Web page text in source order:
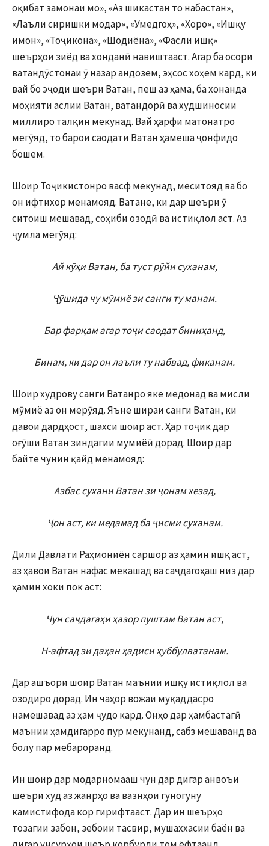
оқибат замонаи мо», «Аз шикастан то набастан»,
«Лаъли сиришки модар», «Умедгоҳ», «Хоро», «Ишқу
имон», «Тоҷикона», «Шодиёна», «Фасли ишқ»
шеърҳои зиёд ва хонданӣ навиштааст. Агар ба осори
ватандӯстонаи ӯ назар андозем, эҳсос хоҳем кард, ки
вай бо эҷоди шеъри Ватан, пеш аз ҳама, ба хонанда
моҳияти аслии Ватан, ватандорӣ ва худшиносии
миллиро талқин мекунад. Вай ҳарфи матонатро
мегӯяд, то барои саодати Ватан ҳамеша ҷонфидо
бошем.
Шоир Тоҷикистонро васф мекунад, меситояд ва бо
он ифтихор менамояд. Ватане, ки дар шеъри ӯ
ситоиш мешавад, соҳиби озодӣ ва истиқлол аст. Аз
ҷумла мегӯяд:
Ай кӯҳи Ватан, ба туст рӯйи суханам,
Ҷӯшида чу мӯмиё зи санги ту манам.
Бар фарқам агар тоҷи саодат биниҳанд,
Бинам, ки дар он лаъли ту набвад, фиканам.
Шоир худрову санги Ватанро яке медонад ва мисли
мӯмиё аз он мерӯяд. Яъне шираи санги Ватан, ки
давои дардҳост, шахси шоир аст. Ҳар тоҷик дар
оғӯши Ватан зиндагии мумиёӣ дорад. Шоир дар
байте чунин қайд менамояд:
Азбас сухани Ватан зи ҷонам хезад,
Ҷон аст, ки медамад ба ҷисми суханам.
Дили Давлати Раҳмониён саршор аз ҳамин ишқ аст,
аз ҳавои Ватан нафас мекашад ва саҷдагоҳаш низ дар
ҳамин хоки пок аст:
Чун саҷдагаҳи ҳазор пуштам Ватан аст,
Н-афтад зи даҳан ҳадиси ҳуббулватанам.
Дар ашъори шоир Ватан маънии ишқу истиқлол ва
озодиро дорад. Ин чаҳор вожаи муқаддасро
намешавад аз ҳам ҷудо кард. Онҳо дар ҳамбастагӣ
маънии ҳамдигарро пур мекунанд, сабз мешаванд ва
болу пар мебароранд.
Ин шоир дар модарномааш чун дар дигар анвоъи
шеъри худ аз жанрҳо ва вазнҳои гуногуну
камистифода кор гирифтааст. Дар ин шеърҳо
тозагии забон, зебоии тасвир, мушаххасии баён ва